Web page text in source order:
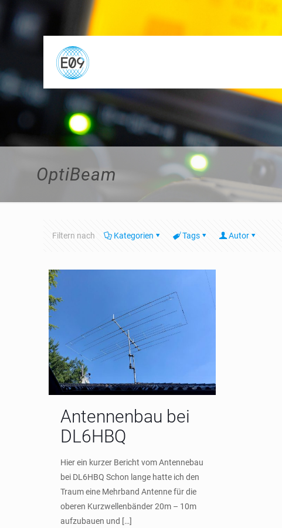
OptiBeam
Filtern nach Kategorien Tags Autor
Antennenbau bei
DL6HBQ
Hier ein kurzer Bericht vom Antennebau
bei DL6HBQ Schon lange hatte ich den
Traum eine Mehrband Antenne für die
oberen Kurzwellenbänder 20m – 10m
aufzubauen und […]